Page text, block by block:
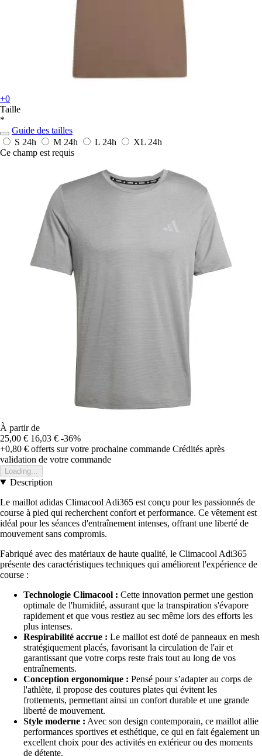
+0
Taille
*
Guide des tailles
S 24h M 24h L 24h XL 24h
Ce champ est requis
À partir de
25,00 € 16,03 € -36%
+0,80 € offerts sur votre prochaine commande Crédités après
validation de votre commande
Loading...
Description
Le maillot adidas Climacool Adi365 est conçu pour les passionnés de
course à pied qui recherchent confort et performance. Ce vêtement est
idéal pour les séances d'entraînement intenses, offrant une liberté de
mouvement sans compromis.
Fabriqué avec des matériaux de haute qualité, le Climacool Adi365
présente des caractéristiques techniques qui améliorent l'expérience de
course :
Technologie Climacool : Cette innovation permet une gestion
optimale de l'humidité, assurant que la transpiration s'évapore
rapidement et que vous restiez au sec même lors des efforts les
plus intenses.
Respirabilité accrue : Le maillot est doté de panneaux en mesh
stratégiquement placés, favorisant la circulation de l'air et
garantissant que votre corps reste frais tout au long de vos
entraînements.
Conception ergonomique : Pensé pour s’adapter au corps de
l'athlète, il propose des coutures plates qui évitent les
frottements, permettant ainsi un confort durable et une grande
liberté de mouvement.
Style moderne : Avec son design contemporain, ce maillot allie
performances sportives et esthétique, ce qui en fait également un
excellent choix pour des activités en extérieur ou des moments
de détente.